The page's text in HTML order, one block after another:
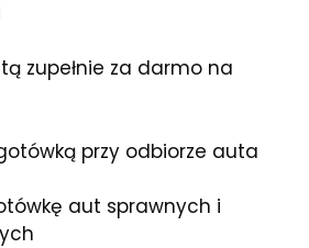
zupełnie za darmo na
przy odbiorze auta
aut sprawnych i